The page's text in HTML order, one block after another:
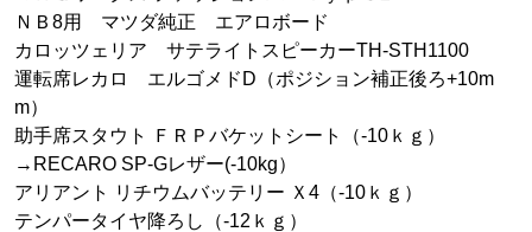
ＮＢ8用 マツダ純正 エアロボード
カロッツェリア サテライトスピーカーTH-STH1100
運転席レカロ エルゴメドD（ポジション補正後ろ+10m
m）
助手席スタウト ＦＲＰバケットシート（-10ｋｇ）
→RECARO SP-Gレザー(-10kg）
アリアント リチウムバッテリー Ｘ4（-10ｋｇ）
テンパータイヤ降ろし（-12ｋｇ）